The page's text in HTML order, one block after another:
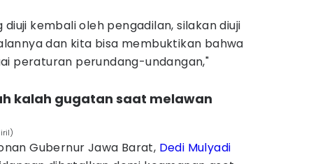
kembali oleh pengadilan, silakan diuji
dan kita bisa membuktikan bahwa
peraturan perundang-undangan,"
kalah gugatan saat melawan
Gubernur Jawa Barat, Dedi Mulyadi